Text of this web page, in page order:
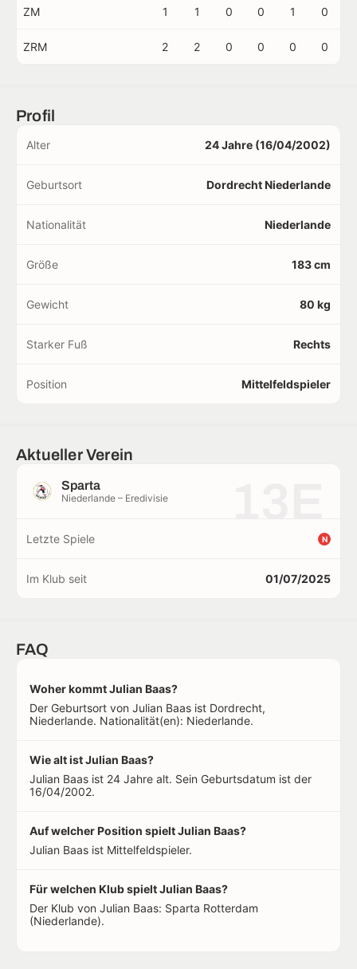
ZM 1 1 0 0 1 0
ZRM 2 2 0 0 0 0
Profil
Alter 24 Jahre (16/04/2002)
Geburtsort Dordrecht Niederlande
Nationalität Niederlande
Größe 183 cm
Gewicht 80 kg
Starker Fuß Rechts
Position Mittelfeldspieler
Aktueller Verein
Sparta
Niederlande – Eredivisie
Letzte Spiele N
Im Klub seit 01/07/2025
FAQ
Woher kommt Julian Baas?
Der Geburtsort von Julian Baas ist Dordrecht,
Niederlande. Nationalität(en): Niederlande.
Wie alt ist Julian Baas?
Julian Baas ist 24 Jahre alt. Sein Geburtsdatum ist der
16/04/2002.
Auf welcher Position spielt Julian Baas?
Julian Baas ist Mittelfeldspieler.
Für welchen Klub spielt Julian Baas?
Der Klub von Julian Baas: Sparta Rotterdam
(Niederlande).